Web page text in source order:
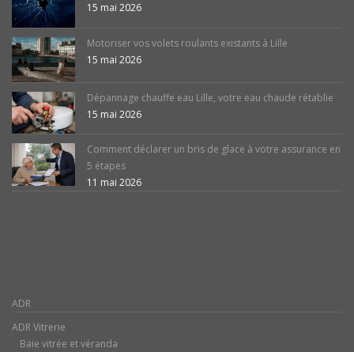
15 mai 2026
Motoriser vos volets roulants existants à Lille
15 mai 2026
Dépannage chauffe eau Lille, votre eau chaude rétablie
15 mai 2026
Comment déclarer un bris de glace à votre assurance en
5 étapes
11 mai 2026
ADR
ADR Vitrerie
Baie vitrée et véranda